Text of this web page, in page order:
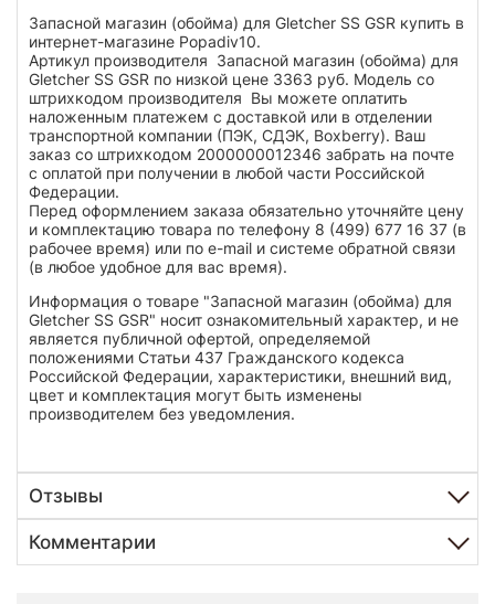
Запасной магазин (обойма) для Gletcher SS GSR купить в
интернет-магазине Popadiv10.
Артикул производителя Запасной магазин (обойма) для
Gletcher SS GSR по низкой цене 3363 руб. Модель со
штрихкодом производителя Вы можете оплатить
наложенным платежем с доставкой или в отделении
транспортной компании (ПЭК, СДЭК, Boxberry). Ваш
заказ со штрихкодом 2000000012346 забрать на почте
с оплатой при получении в любой части Российской
Федерации.
Перед оформлением заказа обязательно уточняйте цену
и комплектацию товара по телефону 8 (499) 677 16 37 (в
рабочее время) или по e-mail и системе обратной связи
(в любое удобное для вас время).
Информация о товаре "Запасной магазин (обойма) для
Gletcher SS GSR" носит ознакомительный характер, и не
является публичной офертой, определяемой
положениями Статьи 437 Гражданского кодекса
Российской Федерации, характеристики, внешний вид,
цвет и комплектация могут быть изменены
производителем без уведомления.
Отзывы
Комментарии